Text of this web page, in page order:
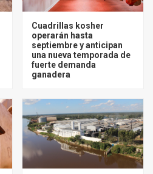
Cuadrillas kosher
operarán hasta
septiembre y anticipan
una nueva temporada de
fuerte demanda
ganadera